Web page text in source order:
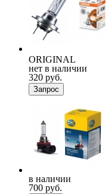
ORIGINAL
нет в наличии
320 руб.
Запрос
в наличии
700 руб.